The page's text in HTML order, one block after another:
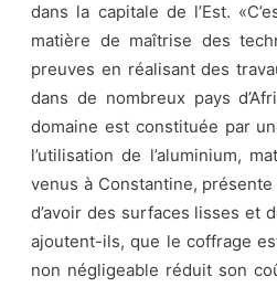
dans la capitale de l’Est.
matière de maîtrise des
preuves en réalisant des
dans de nombreux pays
domaine est constituée par
l’utilisation de l’aluminium,
venus à Constantine, présente
d’avoir des surfaces lisses et
ajoutent-ils, que le coffrage
non négligeable réduit son